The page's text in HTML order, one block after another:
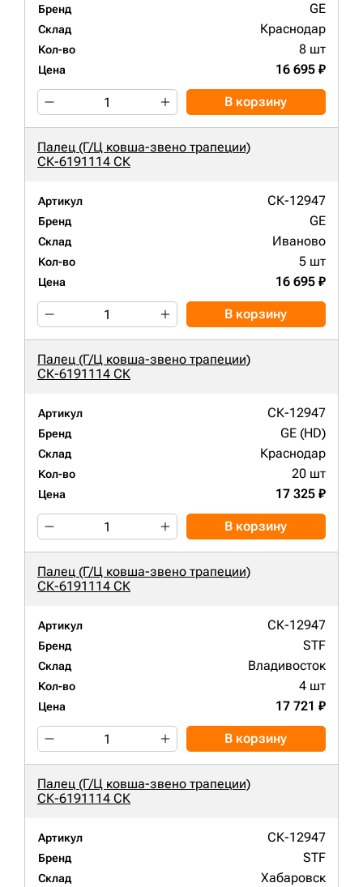
Бренд GE
Склад Краснодар
Кол-во 8 шт
Цена 16 695 ₽
В корзину
Палец (Г/Ц ковша-звено трапеции)
СК-6191114 СК
Артикул СК-12947
Бренд GE
Склад Иваново
Кол-во 5 шт
Цена 16 695 ₽
В корзину
Палец (Г/Ц ковша-звено трапеции)
СК-6191114 СК
Артикул СК-12947
Бренд GE (HD)
Склад Краснодар
Кол-во 20 шт
Цена 17 325 ₽
В корзину
Палец (Г/Ц ковша-звено трапеции)
СК-6191114 СК
Артикул СК-12947
Бренд STF
Склад Владивосток
Кол-во 4 шт
Цена 17 721 ₽
В корзину
Палец (Г/Ц ковша-звено трапеции)
СК-6191114 СК
Артикул СК-12947
Бренд STF
Склад Хабаровск